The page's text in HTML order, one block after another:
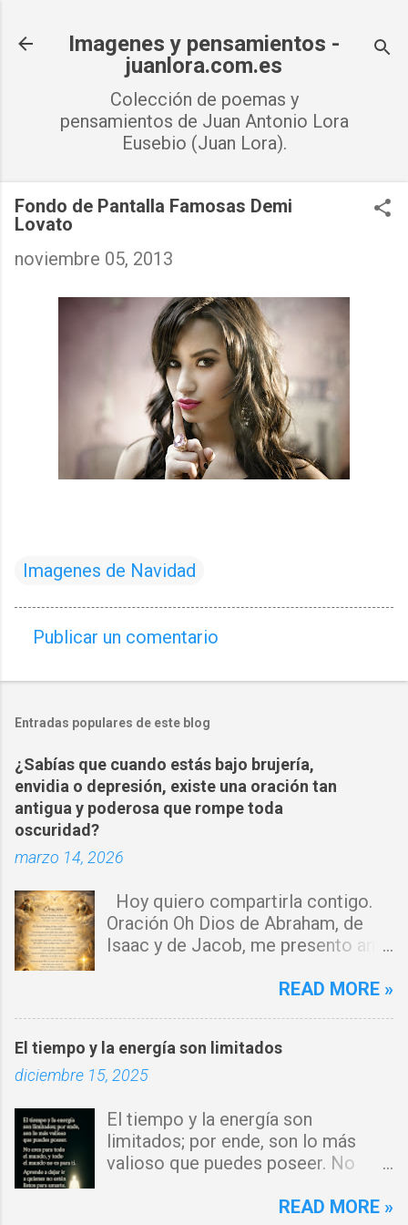
Imagenes y pensamientos -
juanlora.com.es
Colección de poemas y
pensamientos de Juan Antonio Lora
Eusebio (Juan Lora).
Fondo de Pantalla Famosas Demi
Lovato
noviembre 05, 2013
Imagenes de Navidad
o
e
n
t
a
r
i
s
Publicar un comentario
Entradas populares de este blog
¿Sabías que cuando estás bajo brujería,
envidia o depresión, existe una oración tan
antigua y poderosa que rompe toda
oscuridad?
marzo 14, 2026
Hoy quiero compartirla contigo.
Oración Oh Dios de Abraham, de
Isaac y de Jacob, me presento ante
por donde haya entrado la maldad.
Que tus ángeles guerreros cuiden
mi hogar y que el fuego del Espíritu
alrededor. Por el poder del Cordero
de Dios, rompo cadenas, destruyo
amarres y anulo toda palabra de
envidia o depresión, envíala al
READ MORE »
El tiempo y la energía son limitados
diciembre 15, 2025
El tiempo y la energía son
limitados; por ende, son lo más
valioso que puedes poseer. No
mundo no es para ti. Aprende a
READ MORE »